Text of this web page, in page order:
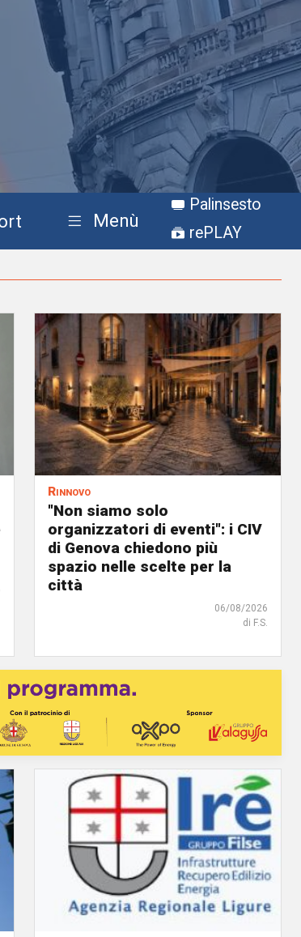
Menù
Palinsesto
rePLAY
Rinnovo
"Non siamo solo
organizzatori di eventi": i CIV
di Genova chiedono più
spazio nelle scelte per la
città
06/08/2026
di F.S.